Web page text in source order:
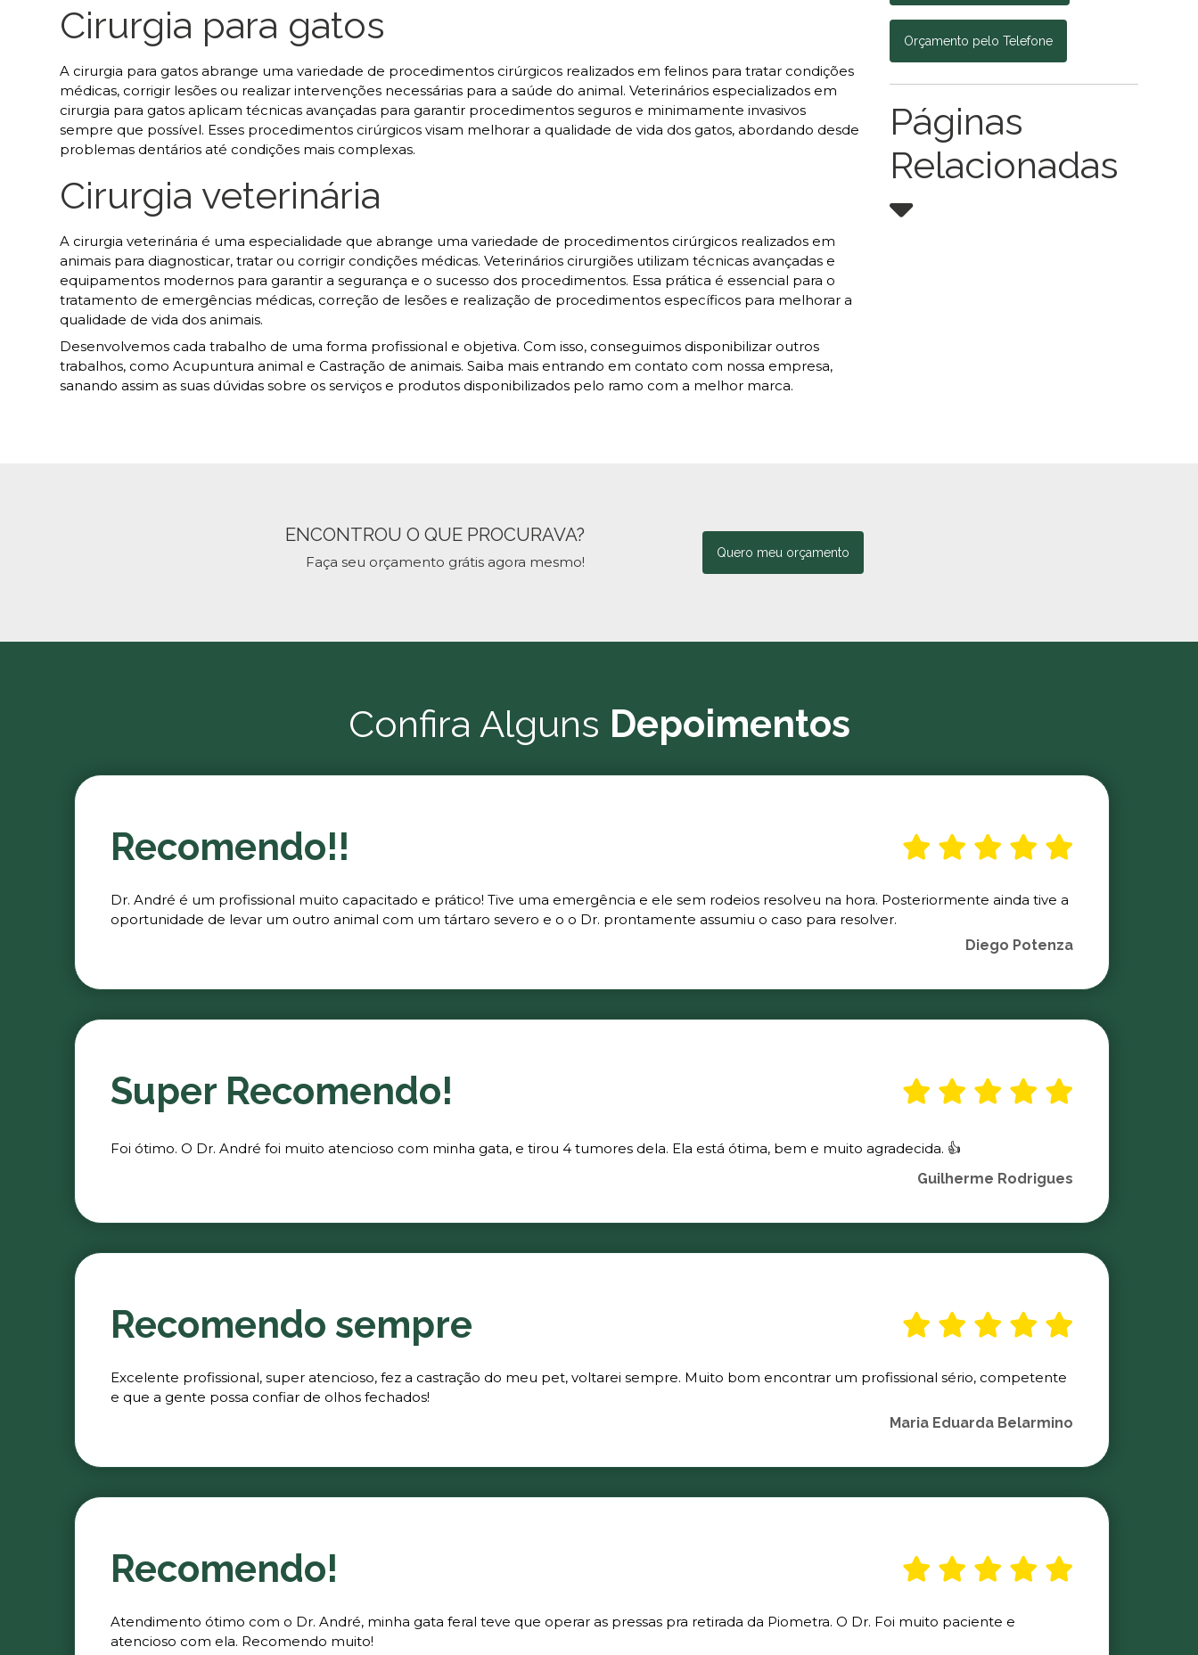
Cirurgia para gatos
A cirurgia para gatos abrange uma variedade de procedimentos cirúrgicos realizados em felinos para tratar condições
médicas, corrigir lesões ou realizar intervenções necessárias para a saúde do animal. Veterinários especializados em
cirurgia para gatos aplicam técnicas avançadas para garantir procedimentos seguros e minimamente invasivos
sempre que possível. Esses procedimentos cirúrgicos visam melhorar a qualidade de vida dos gatos, abordando desde
problemas dentários até condições mais complexas.
Cirurgia veterinária
A cirurgia veterinária é uma especialidade que abrange uma variedade de procedimentos cirúrgicos realizados em
animais para diagnosticar, tratar ou corrigir condições médicas. Veterinários cirurgiões utilizam técnicas avançadas e
equipamentos modernos para garantir a segurança e o sucesso dos procedimentos. Essa prática é essencial para o
tratamento de emergências médicas, correção de lesões e realização de procedimentos específicos para melhorar a
qualidade de vida dos animais.
Desenvolvemos cada trabalho de uma forma profissional e objetiva. Com isso, conseguimos disponibilizar outros
trabalhos, como Acupuntura animal e Castração de animais. Saiba mais entrando em contato com nossa empresa,
sanando assim as suas dúvidas sobre os serviços e produtos disponibilizados pelo ramo com a melhor marca.
Orçamento pelo Telefone
Páginas
Relacionadas
ENCONTROU O QUE PROCURAVA?
Faça seu orçamento grátis agora mesmo!
Quero meu orçamento
Confira Alguns Depoimentos
Recomendo!!
Dr. André é um profissional muito capacitado e prático! Tive uma emergência e ele sem rodeios resolveu na hora. Posteriormente ainda tive a
oportunidade de levar um outro animal com um tártaro severo e o o Dr. prontamente assumiu o caso para resolver.
Diego Potenza
Super Recomendo!
Foi ótimo. O Dr. André foi muito atencioso com minha gata, e tirou 4 tumores dela. Ela está ótima, bem e muito agradecida. 👍
Guilherme Rodrigues
Recomendo sempre
Excelente profissional, super atencioso, fez a castração do meu pet, voltarei sempre. Muito bom encontrar um profissional sério, competente
e que a gente possa confiar de olhos fechados!
Maria Eduarda Belarmino
Recomendo!
Atendimento ótimo com o Dr. André, minha gata feral teve que operar as pressas pra retirada da Piometra. O Dr. Foi muito paciente e
atencioso com ela. Recomendo muito!